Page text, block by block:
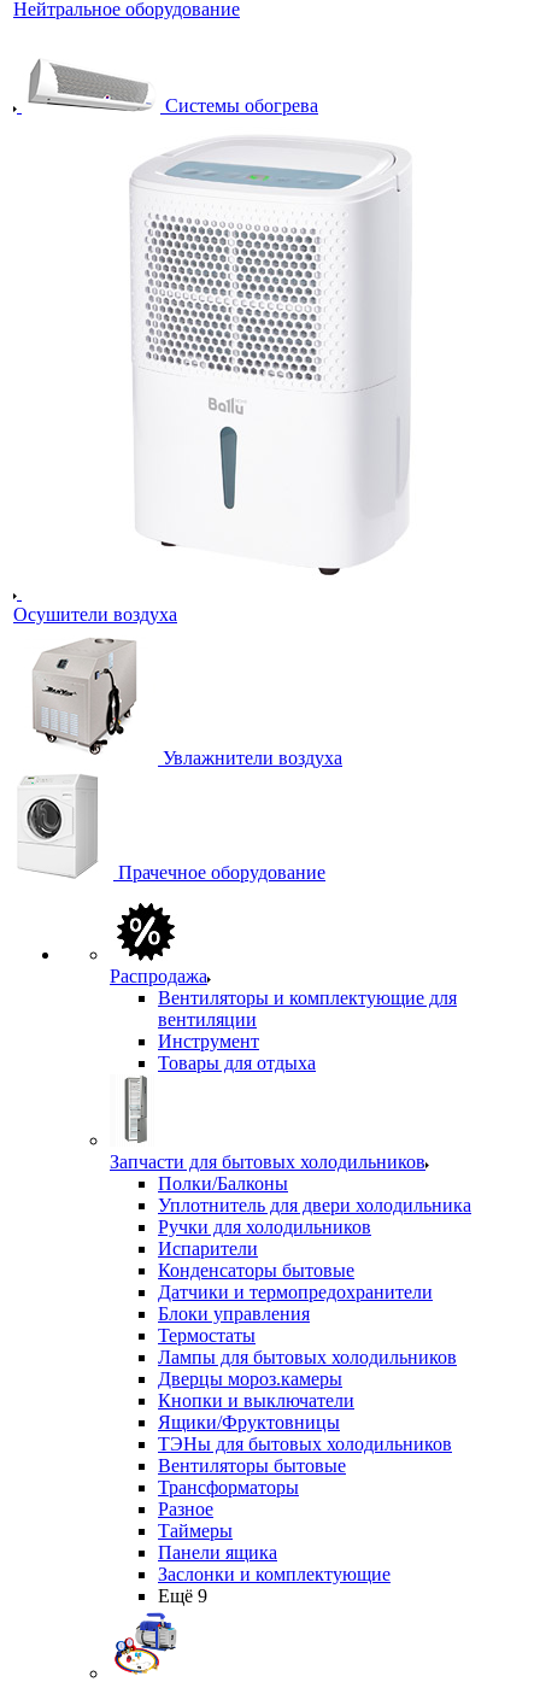
Нейтральное оборудование
Системы обогрева
Осушители воздуха
Увлажнители воздуха
Прачечное оборудование
Распродажа
Вентиляторы и комплектующие для
вентиляции
Инструмент
Товары для отдыха
Запчасти для бытовых холодильников
Полки/Балконы
Уплотнитель для двери холодильника
Ручки для холодильников
Испарители
Конденсаторы бытовые
Датчики и термопредохранители
Блоки управления
Термостаты
Лампы для бытовых холодильников
Дверцы мороз.камеры
Кнопки и выключатели
Ящики/Фруктовницы
ТЭНы для бытовых холодильников
Вентиляторы бытовые
Трансформаторы
Разное
Таймеры
Панели ящика
Заслонки и комплектующие
Ещё 9